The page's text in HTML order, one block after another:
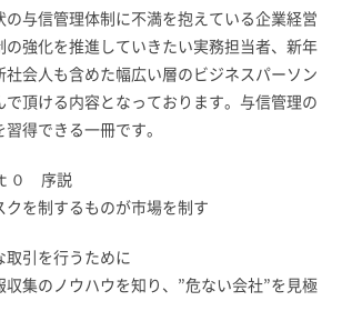
管理体制に不満を抱えている企業経営
の強化を推進していきたい実務担当者、新年
社会人も含めた幅広い層のビジネスパーソン
で頂ける内容となっております。与信管理の
得できる一冊です。
０ 序説
るものが市場を制す
引を行うために
ウハウを知り、”危ない会社”を見極